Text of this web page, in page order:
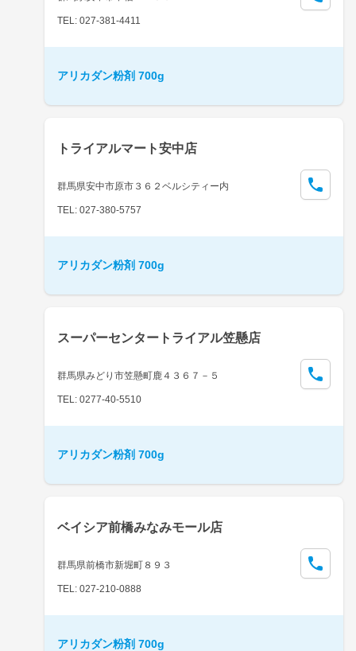
TEL: 027-381-4411
アリカダン粉剤 700g
トライアルマート安中店
群馬県安中市原市３６２ベルシティー内
TEL: 027-380-5757
アリカダン粉剤 700g
スーパーセンタートライアル笠懸店
群馬県みどり市笠懸町鹿４３６７－５
TEL: 0277-40-5510
アリカダン粉剤 700g
ベイシア前橋みなみモール店
群馬県前橋市新堀町８９３
TEL: 027-210-0888
アリカダン粉剤 700g